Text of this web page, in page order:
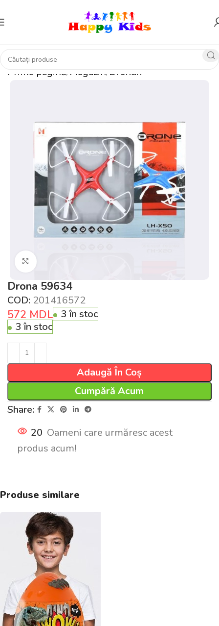
Prima pagină Magazin Dronuri
Click pentru a mări
Drona 59634
COD: 201416572
572 MDL
3 în stoc
3 în stoc
Adaugă În Coș
Cumpără Acum
Share:
20 Oameni care urmăresc acest
produs acum!
Produse similare